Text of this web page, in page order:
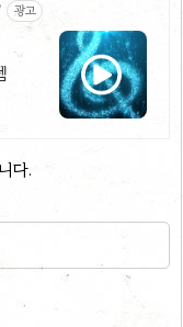
광고
다.